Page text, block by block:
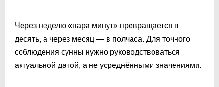
Через неделю «пара минут» превращается в
десять, а через месяц — в полчаса. Для точного
соблюдения сунны нужно руководствоваться
актуальной датой, а не усреднёнными значениями.